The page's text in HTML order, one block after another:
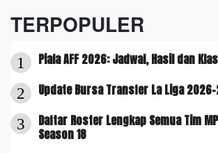
TERPOPULER
1 Piala AFF 2026: Jadwal, Hasil dan
2 Update Bursa Transfer La Liga
3
Daftar Roster Lengkap Semua Tim
Season 18